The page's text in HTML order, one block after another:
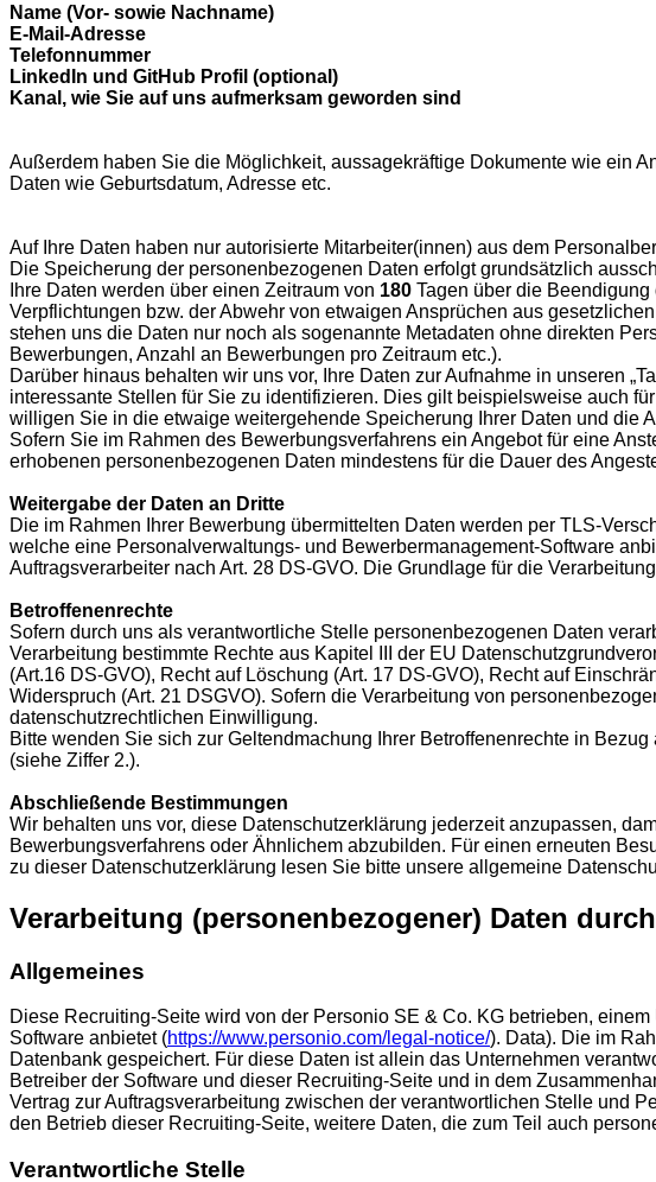
Name (Vor- sowie Nachname)
E-Mail-Adresse
Telefonnummer
LinkedIn und GitHub Profil (optional)
Kanal, wie Sie auf uns aufmerksam geworden sind
Außerdem haben Sie die Möglichkeit, aussagekräftige Dokumente wie ein
Daten wie Geburtsdatum, Adresse etc.
Auf Ihre Daten haben nur autorisierte Mitarbeiter(innen) aus dem
Die Speicherung der personenbezogenen Daten erfolgt grundsätzlich
Ihre Daten werden über einen Zeitraum von 180 Tagen über die
Verpflichtungen bzw. der Abwehr von etwaigen Ansprüchen aus
stehen uns die Daten nur noch als sogenannte Metadaten ohne direkten
Bewerbungen, Anzahl an Bewerbungen pro Zeitraum etc.).
Darüber hinaus behalten wir uns vor, Ihre Daten zur Aufnahme in unseren
interessante Stellen für Sie zu identifizieren. Dies gilt beispielsweise auch
willigen Sie in die etwaige weitergehende Speicherung Ihrer Daten und die
Sofern Sie im Rahmen des Bewerbungsverfahrens ein Angebot für eine
erhobenen personenbezogenen Daten mindestens für die Dauer des
Weitergabe der Daten an Dritte
Die im Rahmen Ihrer Bewerbung übermittelten Daten werden per TLS-
welche eine Personalverwaltungs- und Bewerbermanagement-Software
Auftragsverarbeiter nach Art. 28 DS-GVO. Die Grundlage für die
Betroffenenrechte
Sofern durch uns als verantwortliche Stelle personenbezogenen Daten
Verarbeitung bestimmte Rechte aus Kapitel III der EU
(Art.16 DS-GVO), Recht auf Löschung (Art. 17 DS-GVO), Recht auf
Widerspruch (Art. 21 DSGVO). Sofern die Verarbeitung von
datenschutzrechtlichen Einwilligung.
Bitte wenden Sie sich zur Geltendmachung Ihrer Betroffenenrechte in
(siehe Ziffer 2.).
Abschließende Bestimmungen
Wir behalten uns vor, diese Datenschutzerklärung jederzeit anzupassen,
Bewerbungsverfahrens oder Ähnlichem abzubilden. Für einen erneuten
zu dieser Datenschutzerklärung lesen Sie bitte unsere allgemeine
Verarbeitung (personenbezogener) Daten
Allgemeines
Diese Recruiting-Seite wird von der Personio SE & Co. KG betrieben,
Software anbietet (https://www.personio.com/legal-notice/). Data). Die im
Datenbank gespeichert. Für diese Daten ist allein das Unternehmen
Betreiber der Software und dieser Recruiting-Seite und in dem
Vertrag zur Auftragsverarbeitung zwischen der verantwortlichen Stelle und
den Betrieb dieser Recruiting-Seite, weitere Daten, die zum Teil auch
Verantwortliche Stelle